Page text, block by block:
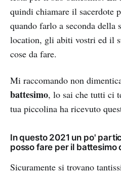
quindi chiamare il sacerdote
quando farlo a seconda della
location, gli abiti vostri ed il
cose da fare.
Mi raccomando non
battesimo, lo sai che tutti ci
tua piccolina ha ricevuto
In questo 2021 un po'
posso fare per il battesimo
Sicuramente si trovano